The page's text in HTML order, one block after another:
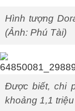
Hình tượng
(Ảnh: Phú Tài)
Được biết, chi
khoảng 1,1